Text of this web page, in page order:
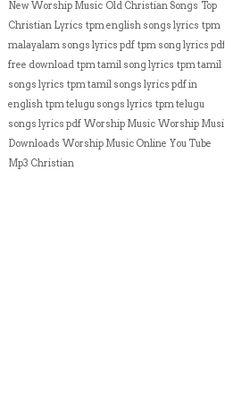
New Worship Music Old Christian Songs Top
Christian Lyrics tpm english songs lyrics tpm
malayalam songs lyrics pdf tpm song lyrics pdf
free download tpm tamil song lyrics tpm tamil
songs lyrics tpm tamil songs lyrics pdf in
english tpm telugu songs lyrics tpm telugu
songs lyrics pdf Worship Music Worship Music
Downloads Worship Music Online You Tube
Mp3 Christian